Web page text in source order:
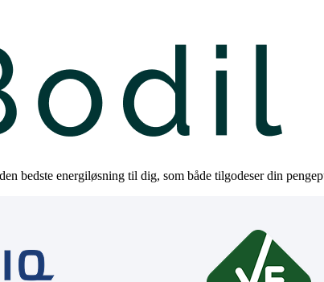
bedste energiløsning til dig, som både tilgodeser din